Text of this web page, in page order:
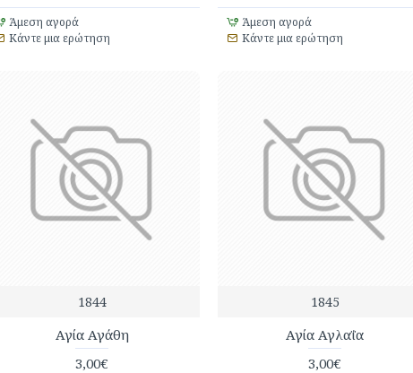
Άμεση αγορά
Κάντε μια ερώτηση
Άμεση αγορά
Κάντε μια ερώτηση
1844
Αγία Αγάθη
3,00€
1845
Αγία Αγλαΐα
3,00€